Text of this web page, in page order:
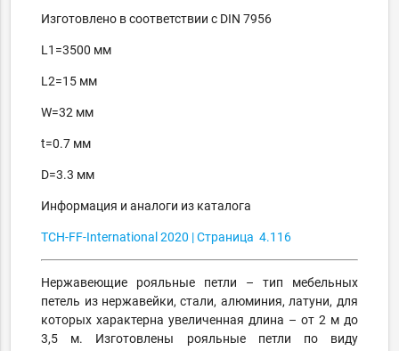
Изготовлено в соответствии с DIN 7956
L1=3500 мм
L2=15 мм
W=32 мм
t=0.7 мм
D=3.3 мм
Информация и аналоги из каталога
TCH-FF-International2020 |Страница4.116
Нержавеющие рояльные петли – тип мебельных
петель из нержавейки, стали, алюминия, латуни, для
которых характерна увеличенная длина – от 2 м до
3,5 м. Изготовлены рояльные петли по виду